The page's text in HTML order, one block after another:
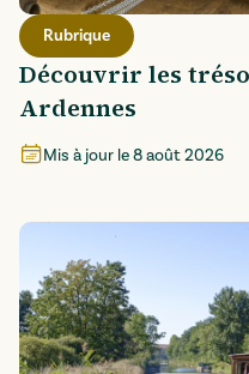
Rubrique
Découvrir les
Ardennes
Mis à jour le8 août 2026